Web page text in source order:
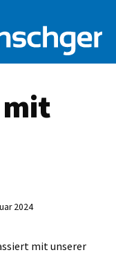
mit
2024
mit unserer